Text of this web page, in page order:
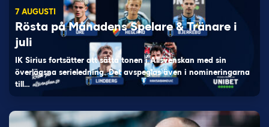
7 AUGUSTI
Rösta på Månadens Spelare & Tränare i
juli
IK Sirius fortsätter att sätta tonen i Allsvenskan med sin
överlägsna serieledning. Det avspeglas även i nomineringarna
till…